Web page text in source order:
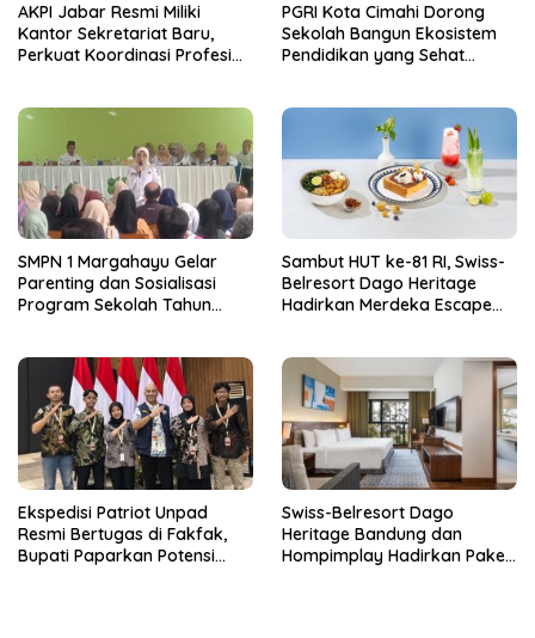
AKPI Jabar Resmi Miliki
Kantor Sekretariat Baru,
Perkuat Koordinasi Profesi
PGRI Kota Cimahi Dorong
Sekolah Bangun Ekosistem
Pendidikan yang Sehat
SMPN 1 Margahayu Gelar
Parenting dan Sosialisasi
Program Sekolah Tahun
Sambut HUT ke-81 RI, Swiss-
Belresort Dago Heritage
Hadirkan Merdeka Escape
Ekspedisi Patriot Unpad
Resmi Bertugas di Fakfak,
Bupati Paparkan Potensi
Swiss-Belresort Dago
Heritage Bandung dan
Hompimplay Hadirkan Paket